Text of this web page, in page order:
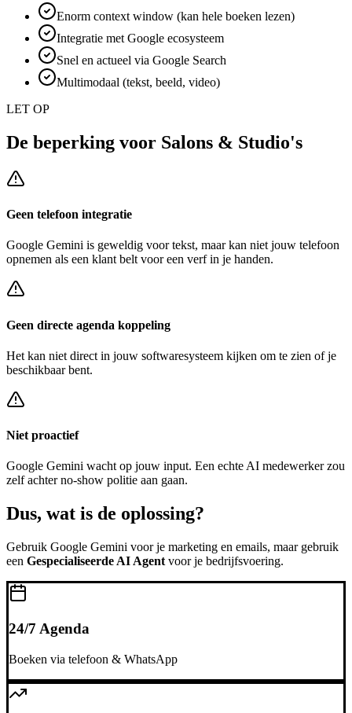
Enorm context window (kan hele boeken lezen)
Integratie met Google ecosysteem
Snel en actueel via Google Search
Multimodaal (tekst, beeld, video)
LET OP
De beperking voor Salons & Studio's
Geen telefoon integratie
Google Gemini is geweldig voor tekst, maar kan niet jouw telefoon
opnemen als een klant belt voor een verf in je handen.
Geen directe agenda koppeling
Het kan niet direct in jouw softwaresysteem kijken om te zien of je
beschikbaar bent.
Niet proactief
Google Gemini wacht op jouw input. Een echte AI medewerker zou
zelf achterno-show politie aan gaan.
Dus, wat is de oplossing?
Gebruik Google Gemini voor je marketing en emails, maar gebruik
een Gespecialiseerde AI Agent voor je bedrijfsvoering.
24/7 Agenda
Boeken via telefoon & WhatsApp